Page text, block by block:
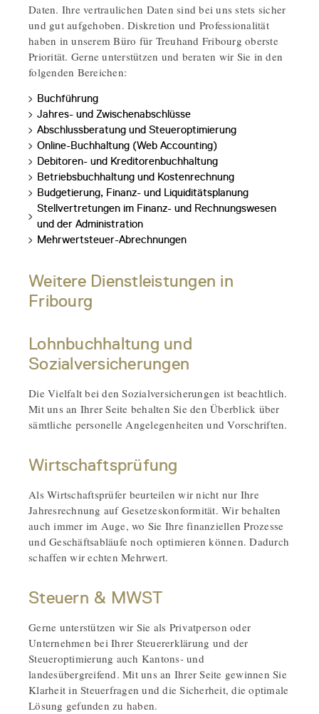
Daten. Ihre vertraulichen Daten sind bei uns stets sicher
und gut aufgehoben. Diskretion und Professionalität
haben in unserem Büro für Treuhand Fribourg oberste
Priorität. Gerne unterstützen und beraten wir Sie in den
folgenden Bereichen:
Buchführung
Jahres- und Zwischenabschlüsse
Abschlussberatung und Steueroptimierung
Online-Buchhaltung (Web Accounting)
Debitoren- und Kreditorenbuchhaltung
Betriebsbuchhaltung und Kostenrechnung
Budgetierung, Finanz- und Liquiditätsplanung
Stellvertretungen im Finanz- und Rechnungswesen
und der Administration
Mehrwertsteuer-Abrechnungen
Weitere Dienstleistungen in
Fribourg
Lohnbuchhaltung und
Sozialversicherungen
Die Vielfalt bei den Sozialversicherungen ist beachtlich.
Mit uns an Ihrer Seite behalten Sie den Überblick über
sämtliche personelle Angelegenheiten und Vorschriften.
Wirtschaftsprüfung
Als Wirtschaftsprüfer beurteilen wir nicht nur Ihre
Jahresrechnung auf Gesetzeskonformität. Wir behalten
auch immer im Auge, wo Sie Ihre finanziellen Prozesse
und Geschäftsabläufe noch optimieren können. Dadurch
schaffen wir echten Mehrwert.
Steuern & MWST
Gerne unterstützen wir Sie als Privatperson oder
Unternehmen bei Ihrer Steuererklärung und der
Steueroptimierung auch Kantons- und
landesübergreifend. Mit uns an Ihrer Seite gewinnen Sie
Klarheit in Steuerfragen und die Sicherheit, die optimale
Lösung gefunden zu haben.